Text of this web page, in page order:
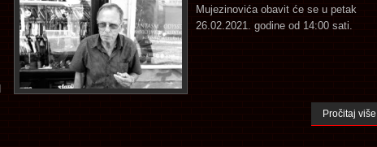
Mujezinovića obavit će se u petak
26.02.2021. godine od 14:00 sati.
Pročitaj više